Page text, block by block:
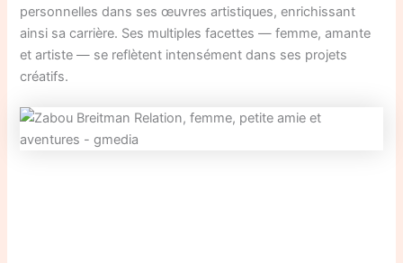
personnelles dans ses œuvres artistiques, enrichissant
ainsi sa carrière. Ses multiples facettes — femme, amante
et artiste — se reflètent intensément dans ses projets
créatifs.